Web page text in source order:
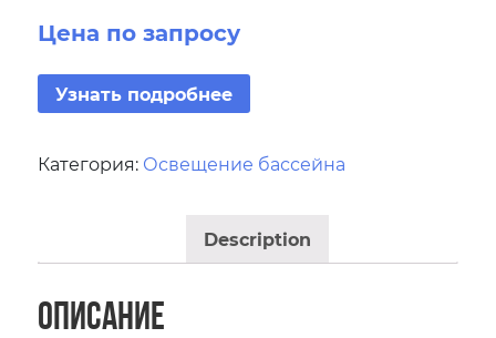
Цена по запросу
Узнать подробнее
Категория: Освещение бассейна
Description
Описание